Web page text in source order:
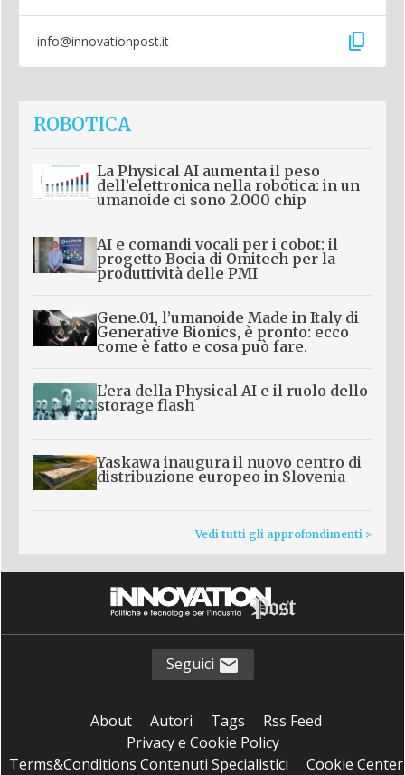
info@innovationpost.it content_copy
ROBOTICA
La Physical AI aumenta il peso
dell’elettronica nella robotica: in un
umanoide ci sono 2.000 chip
AI e comandi vocali per i cobot: il
progetto Bocia di Omitech per la
produttività delle PMI
Gene.01, l’umanoide Made in Italy di
Generative Bionics, è pronto: ecco
come è fatto e cosa può fare.
L’era della Physical AI e il ruolo dello
storage flash
Yaskawa inaugura il nuovo centro di
distribuzione europeo in Slovenia
Vedi tutti gli approfondimenti >
Seguici
About Autori Tags
Rss Feed
Privacy e Cookie Policy
Terms&Conditions Contenuti Specialistici
Cookie Center